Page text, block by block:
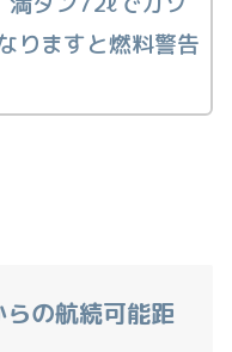
りますと燃料警告
の航続可能距